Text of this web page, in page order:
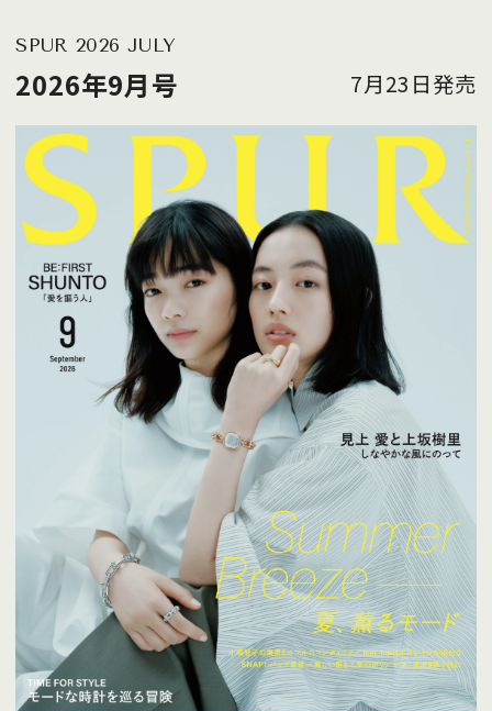
SPUR 2026 JULY
2026年9月号 7月23日発売